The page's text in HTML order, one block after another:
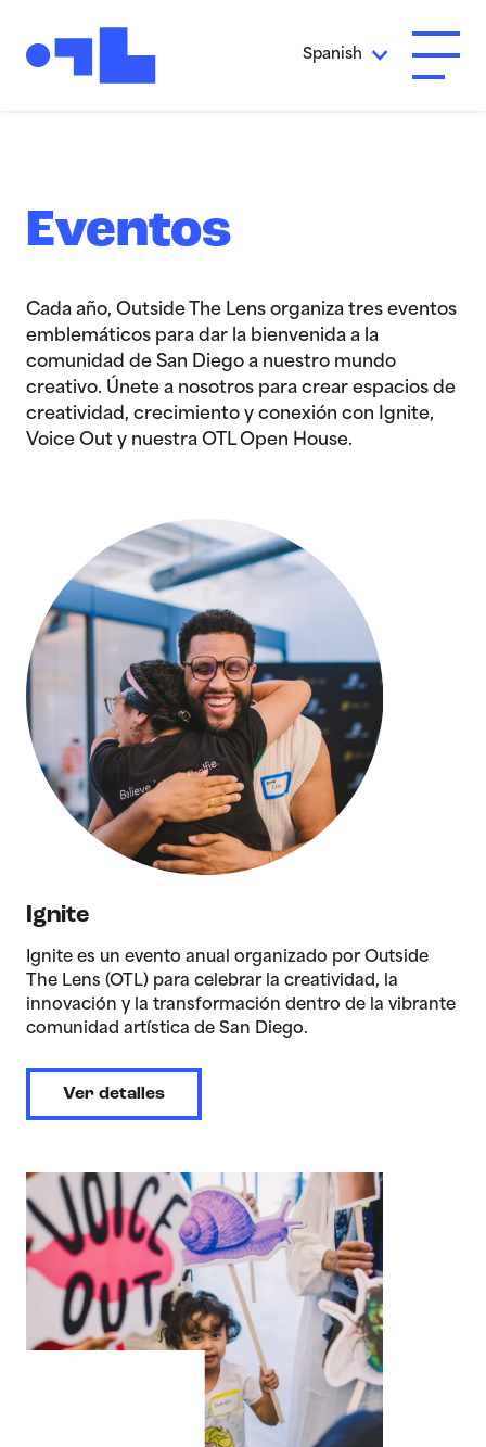
Spanish Abrir
Eventos
Cada año, Outside The Lens organiza tres eventos
emblemáticos para dar la bienvenida a la
comunidad de San Diego a nuestro mundo
creativo. Únete a nosotros para crear espacios de
creatividad, crecimiento y conexión con Ignite,
Voice Out y nuestra OTL Open House.
Ignite
Ignite es un evento anual organizado por Outside
The Lens (OTL) para celebrar la creatividad, la
innovación y la transformación dentro de la vibrante
comunidad artística de San Diego.
Ver detalles